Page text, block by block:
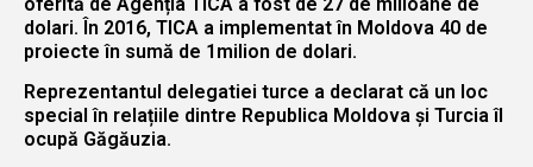
dolari. În 2016, TICA a implementat în Moldova 40 de
proiecte în sumă de 1milion de dolari.
Reprezentantul delegatiei turce a declarat că un loc
special în relațiile dintre Republica Moldova și Turcia îl
ocupă Găgăuzia.